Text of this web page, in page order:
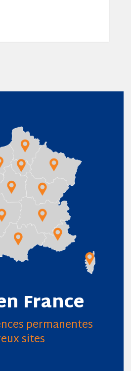
France
permanentes
sites